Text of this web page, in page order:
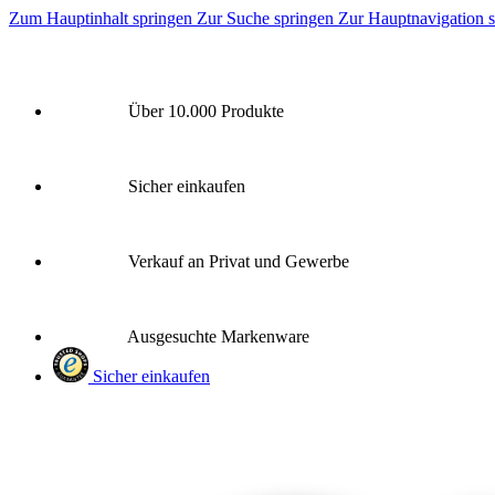
Zum Hauptinhalt springen Zur Suche springen Zur Hauptnavigation
Über 10.000 Produkte
Sicher einkaufen
Verkauf an Privat und Gewerbe
Ausgesuchte Markenware
Sicher einkaufen